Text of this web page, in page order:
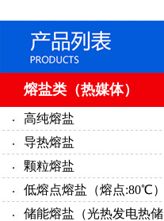
熔盐类（热媒体）
高纯熔盐
导热熔盐
颗粒熔盐
低熔点熔盐（熔点:80℃）
储能熔盐（光热发电热储